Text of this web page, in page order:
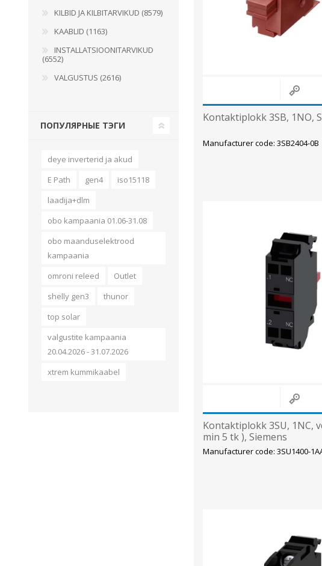
Kontaktiplokk 3SB, 1NO,
Manufacturer code: 3SB2404-0B
Kontaktiplokk 3SU, 1NC,
min 5 tk ), Siemens
Manufacturer code: 3SU1400-
KILBID JA KILBITARVIKUD (8579)
KAABLID (1163)
INSTALLATSIOONITARVIKUD
(6552)
VALGUSTUS (2616)
ПОПУЛЯРНЫЕ ТЭГИ
deye inverterid ja akud
E Path
gen4
iso15118
laadija+dlm
obo kampaania 01.06-31.08
obo maanduselektrood
kampaania
omroni releed
Outlet
shelly gen3
thunor
top solar
valgustite kampaania
20.04.2026 - 31.07.2026
xtrem kummikaabel